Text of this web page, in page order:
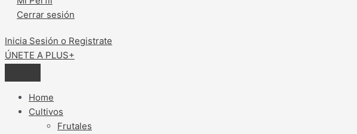
Cerrar sesión
Inicia Sesión o Registrate
ÚNETE A PLUS+
Home
Cultivos
Frutales